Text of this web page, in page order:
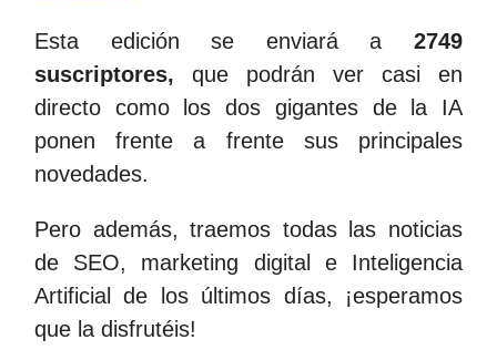
Esta edición se enviará a 2749
suscriptores, que podrán ver casi en
directo como los dos gigantes de la IA
ponen frente a frente sus principales
novedades.
Pero además, traemos todas las noticias
de SEO, marketing digital e Inteligencia
Artificial de los últimos días, ¡esperamos
que la disfrutéis!